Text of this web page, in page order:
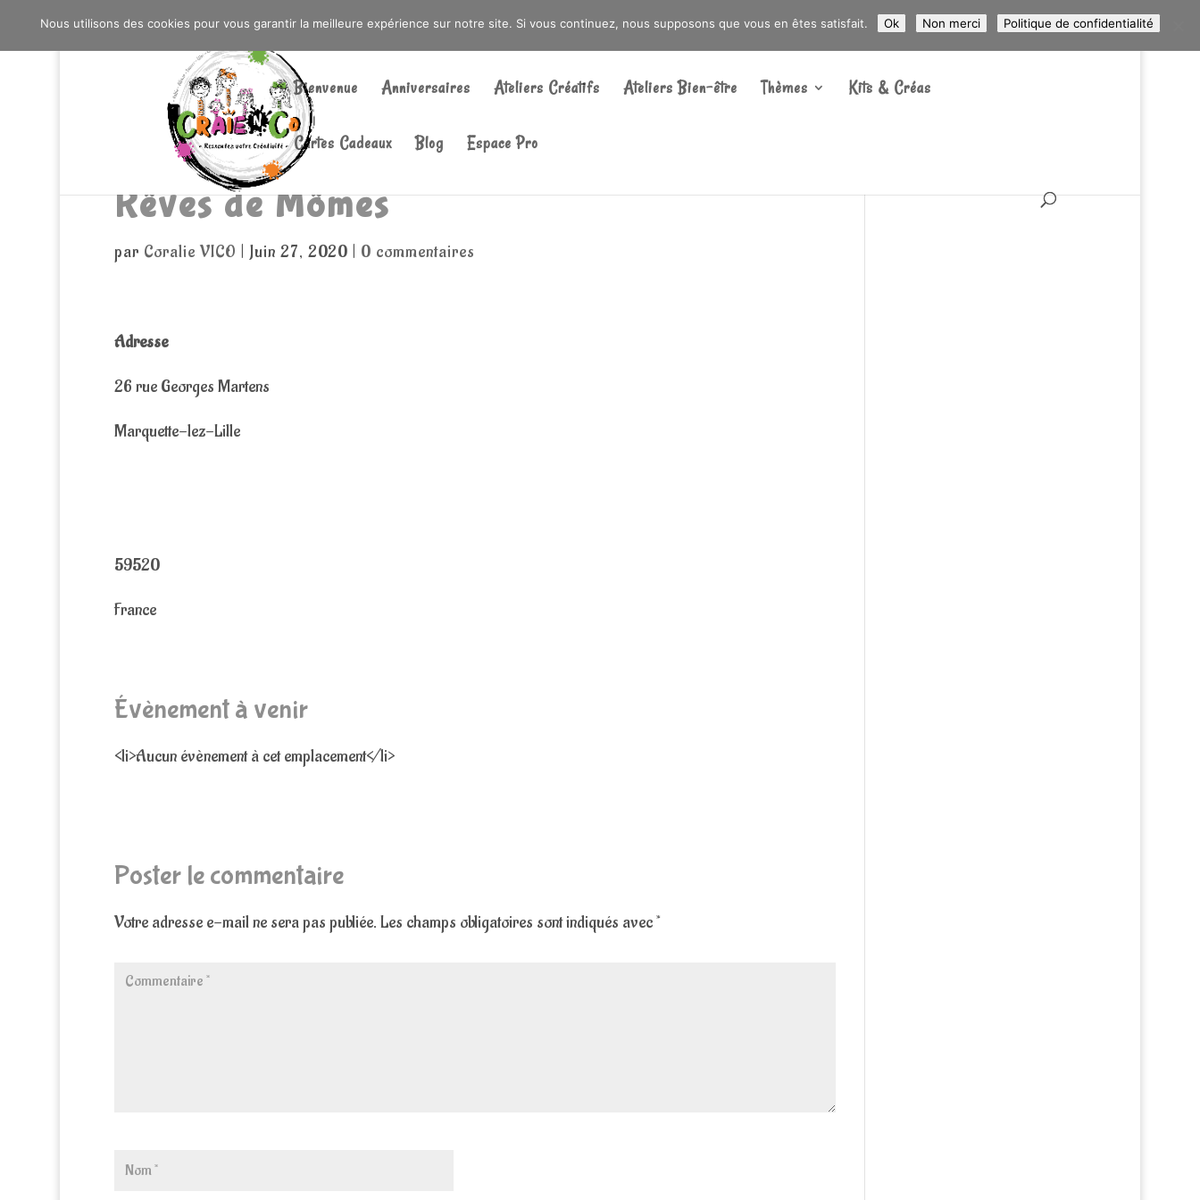
0603176412 - RDV CHEZ SO WATT À SAINT ANDRÉ OU DANS LA MÉTROPOLE LILLOISE CRAIENCO@GMAIL.COM ARTICLES 0
Bienvenue Anniversaires Ateliers Créatifs Ateliers Bien-être Thèmes Kits & Créas
Cartes Cadeaux Blog Espace Pro
Recherche
produits
Rêves de Mômes
par Coralie VICO | Juin 27, 2020 | 0 commentaires
Adresse
26 rue Georges Martens
Marquette-lez-Lille
59520
France
Évènement à venir
<li>Aucun évènement à cet emplacement</li>
Poster le commentaire
Votre adresse e-mail ne sera pas publiée. Les champs obligatoires sont indiqués avec*
Nous utilisons des cookies pour vous garantir la meilleure expérience sur notre site. Si vous continuez, nous supposons que vous en êtes satisfait. Ok Non merci Politique de confidentialité